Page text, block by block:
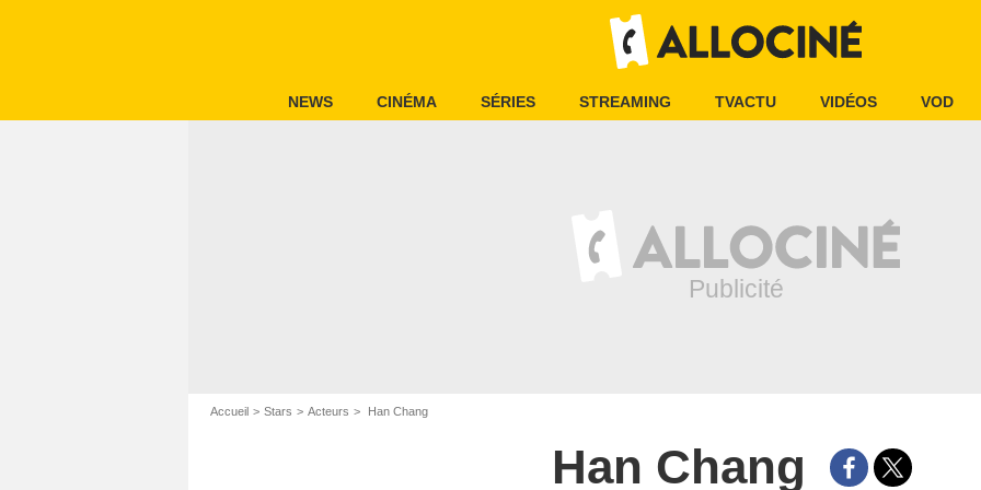
NEWS CINÉMA SÉRIES STREAMING TVACTU VIDÉOS VOD
Accueil Stars Acteurs Han Chang
Han Chang